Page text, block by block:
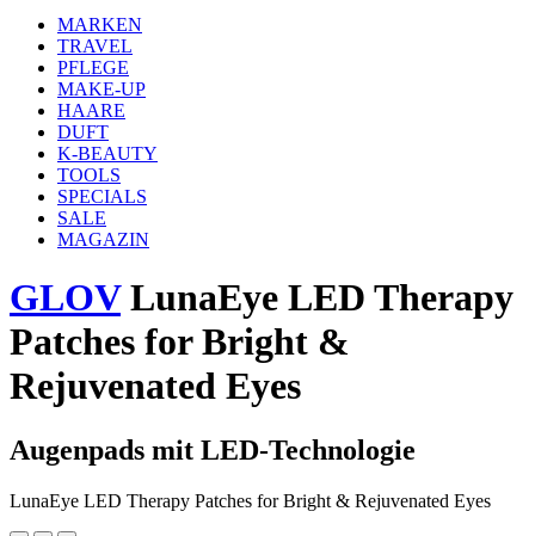
MARKEN
TRAVEL
PFLEGE
MAKE-UP
HAARE
DUFT
K-BEAUTY
TOOLS
SPECIALS
SALE
MAGAZIN
GLOVLunaEye LED Therapy
Patches for Bright &
Rejuvenated Eyes
Augenpads mit LED-Technologie
LunaEye LED Therapy Patches for Bright & Rejuvenated Eyes